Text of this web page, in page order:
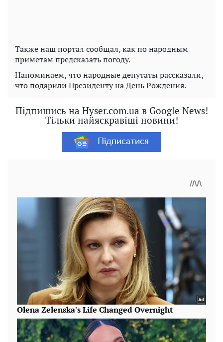
Также наш портал сообщал, как по народным
приметам предсказать погоду.
Напоминаем, что народные депутаты рассказали,
что подарили Президенту на День Рождения.
Підпишись на Hyser.com.ua в Google News!
Тільки найяскравіші новини!
Підписатися